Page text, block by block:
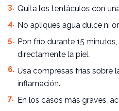
Quita los tentáculos con
No apliques agua dulce ni
Pon frío durante 15
directamente la piel.
Usa compresas frías sobre
inflamación.
En los casos más graves,